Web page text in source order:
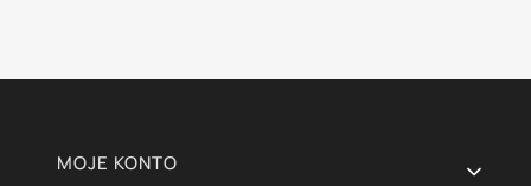
Linki w stopce
MOJE KONTO